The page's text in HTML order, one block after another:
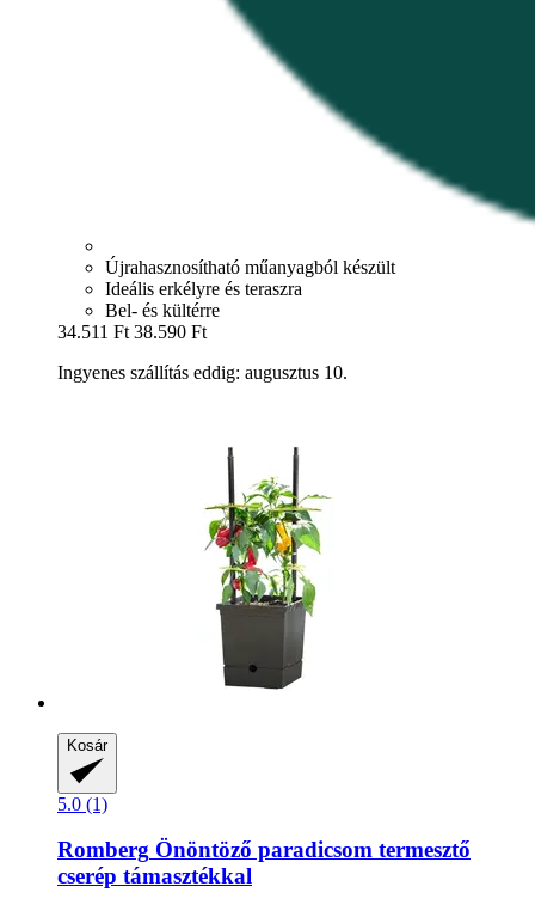
Újrahasznosítható műanyagból készült
Ideális erkélyre és teraszra
Bel- és kültérre
34.511 Ft 38.590 Ft
Ingyenes szállítás eddig: augusztus 10.
Kosár
5.0 (1)
Romberg Önöntöző paradicsom termesztő
cserép támasztékkal